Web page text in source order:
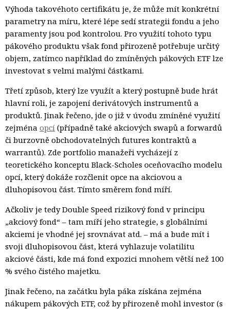
Výhoda takovéhoto certifikátu je, že může mít konkrétní
parametry na míru, které lépe sedí strategii fondu a jeho
paramenty jsou pod kontrolou. Pro využití tohoto typu
pákového produktu však fond přirozeně potřebuje určitý
objem, zatímco například do zmíněných pákových ETF lze
investovat s velmi malými částkami.
Třetí způsob, který lze využít a který postupně bude hrát
hlavní roli, je zapojení derivátových instrumentů a
produktů. Jinak řečeno, jde o již v úvodu zmíněné využití
zejména opcí (případně také akciových swapů a forwardů
či burzovně obchodovatelných futures kontraktů a
warrantů). Zde portfolio manažeři vycházejí z
teoretického konceptu Black-Scholes oceňovacího modelu
opcí, který dokáže rozčlenit opce na akciovou a
dluhopisovou část. Tímto směrem fond míří.
Ačkoliv je tedy Double Speed rizikový fond v principu
„akciový fond“ – tam míří jeho strategie, s globálními
akciemi je vhodné jej srovnávat atd. – má a bude mít i
svoji dluhopisovou část, která vyhlazuje volatilitu
akciové části, kde má fond expozici mnohem větší než 100
% svého čistého majetku.
Jinak řečeno, na začátku byla páka získána zejména
nákupem pákových ETF, což by přirozeně mohl investor (s